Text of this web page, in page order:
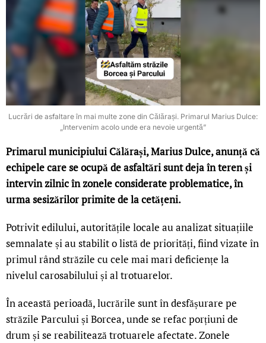
Lucrări de asfaltare în mai multe zone din Călărași. Primarul Marius Dulce:
„Intervenim acolo unde era nevoie urgentă”
Primarul municipiului Călărași, Marius Dulce, anunță că
echipele care se ocupă de asfaltări sunt deja în teren și
intervin zilnic în zonele considerate problematice, în
urma sesizărilor primite de la cetățeni.
Potrivit edilului, autoritățile locale au analizat situațiile
semnalate și au stabilit o listă de priorități, fiind vizate în
primul rând străzile cu cele mai mari deficiențe la
nivelul carosabilului și al trotuarelor.
În această perioadă, lucrările sunt în desfășurare pe
străzile Parcului și Borcea, unde se refac porțiuni de
drum și se reabilitează trotuarele afectate. Zonele